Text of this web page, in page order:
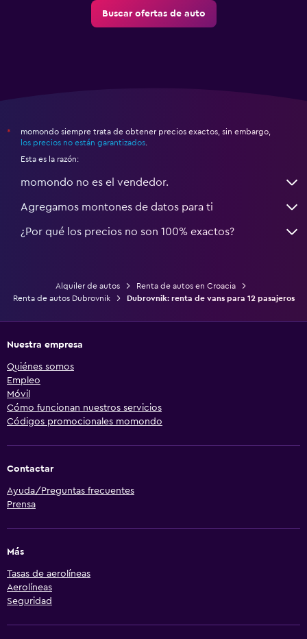
Buscar ofertas de auto
*
momondo siempre trata de obtener precios exactos, sin embargo,
los precios no están garantizados.
Esta es la razón:
momondo no es el vendedor.
Agregamos montones de datos para ti
¿Por qué los precios no son 100% exactos?
Alquiler de autos
Renta de autos en Croacia
Renta de autos Dubrovnik
Dubrovnik: renta de vans para 12 pasajeros
Nuestra empresa
Quiénes somos
Empleo
Móvil
Cómo funcionan nuestros servicios
Códigos promocionales momondo
Contactar
Ayuda/Preguntas frecuentes
Prensa
Más
Tasas de aerolíneas
Aerolíneas
Seguridad